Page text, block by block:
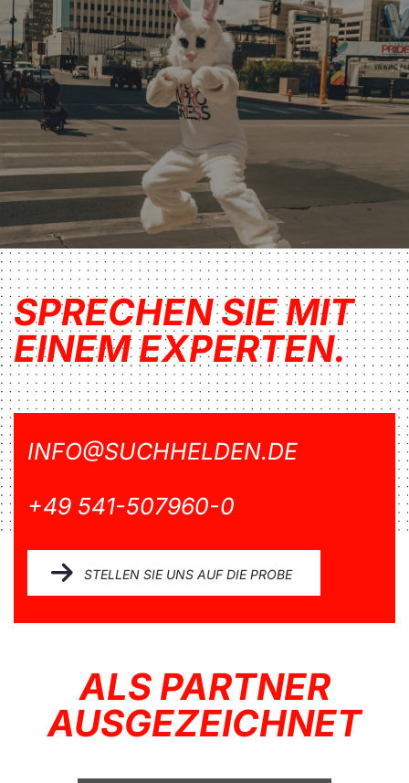
SPRECHEN SIE MIT
EINEM EXPERTEN.
INFO@SUCHHELDEN.DE
+49 541-507960-0
STELLEN SIE UNS AUF DIE PROBE
ALS PARTNER
AUSGEZEICHNET